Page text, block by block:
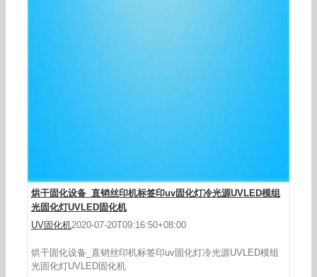
烘干固化设备_直销丝印机标签印uv固化灯冷光源UVLED模组
光固化灯UVLED固化机
UV固化机2020-07-20T09:16:50+08:00
烘干固化设备_直销丝印机标签印uv固化灯冷光源UVLED模组
光固化灯UVLED固化机